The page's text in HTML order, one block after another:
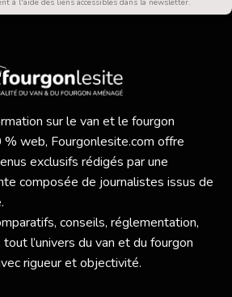
à l'aide des liens accessibles dans la newsletter.
sur le van et le fourgon
% web, Fourgonlesite.com offre
exclusifs rédigés par une
composée de journalistes issus de
conseils, réglementation,
l’univers du van et du fourgon
rigueur et objectivité.